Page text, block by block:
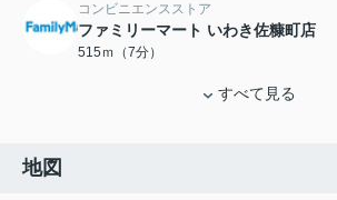
コンビニエンスストア
ファミリーマート いわき佐糠町店
515ｍ（7分）
すべて見る
地図